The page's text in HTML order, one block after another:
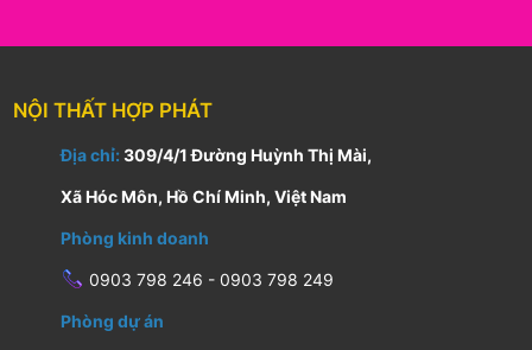
NỘI THẤT HỢP PHÁT
Địa chỉ: 309/4/1 Đường Huỳnh Thị Mài,
Xã Hóc Môn, Hồ Chí Minh, Việt Nam
Phòng kinh doanh
0903 798 246 - 0903 798 249
Phòng dự án